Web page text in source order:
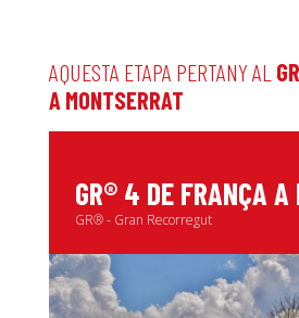
AQUESTA ETAPA PERTANY AL
A MONTSERRAT
GR® - Gran Recorregut